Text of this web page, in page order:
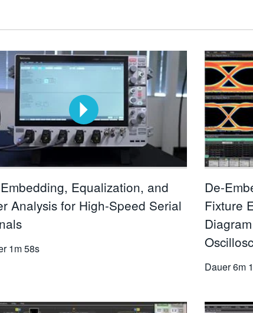
Equalization, and
Analysis for High-Speed Serial
1m 58s
De-
Fixture
Dauer6m